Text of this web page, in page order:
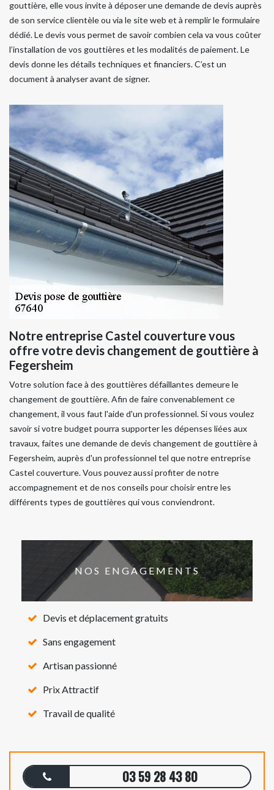
gouttière, elle vous invite à déposer une demande de devis auprès
de son service clientèle ou via le site web et à remplir le formulaire
dédié. Le devis vous permet de savoir combien cela va vous coûter
l’installation de vos gouttières et les modalités de paiement. Le
devis donne les détails techniques et financiers. C’est un
document à analyser avant de signer.
Notre entreprise Castel couverture vous
offre votre devis changement de gouttière à
Fegersheim
Votre solution face à des gouttières défaillantes demeure le
changement de gouttière. Afin de faire convenablement ce
changement, il vous faut l'aide d'un professionnel. Si vous voulez
savoir si votre budget pourra supporter les dépenses liées aux
travaux, faites une demande de devis changement de gouttière à
Fegersheim, auprès d'un professionnel tel que notre entreprise
Castel couverture. Vous pouvez aussi profiter de notre
accompagnement et de nos conseils pour choisir entre les
différents types de gouttières qui vous conviendront.
NOS ENGAGEMENTS
Devis et déplacement gratuits
Sans engagement
Artisan passionné
Prix Attractif
Travail de qualité
03 59 28 43 80